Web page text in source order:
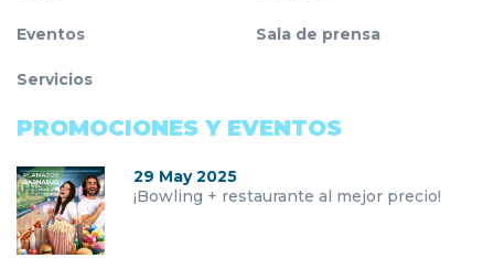
Eventos
Servicios
Sala de prensa
PROMOCIONES Y EVENTOS
29 May 2025
¡Bowling + restaurante al mejor precio!